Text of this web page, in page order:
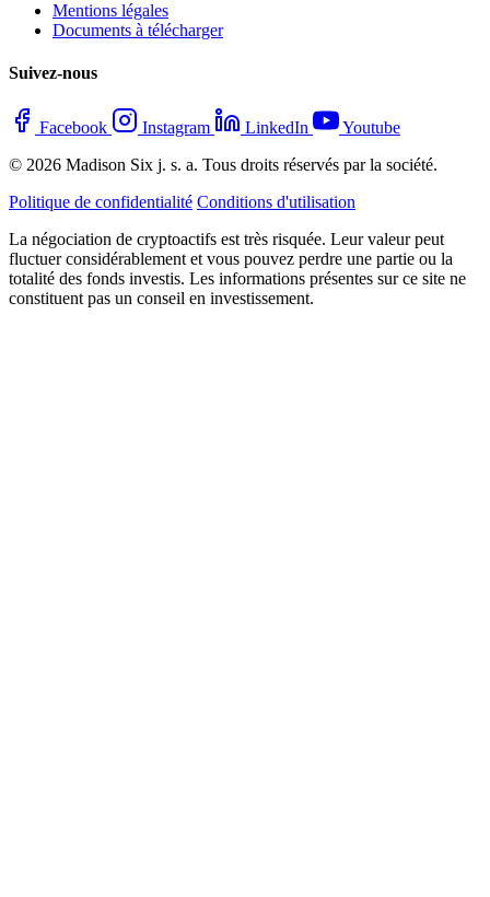
Mentions légales
Documents à télécharger
Suivez-nous
Facebook Instagram LinkedIn
Youtube
© 2026 Madison Six j. s. a. Tous droits réservés par la société.
Politique de confidentialité Conditions d'utilisation
La négociation de cryptoactifs est très risquée. Leur valeur peut
fluctuer considérablement et vous pouvez perdre une partie ou la
totalité des fonds investis. Les informations présentes sur ce site ne
constituent pas un conseil en investissement.